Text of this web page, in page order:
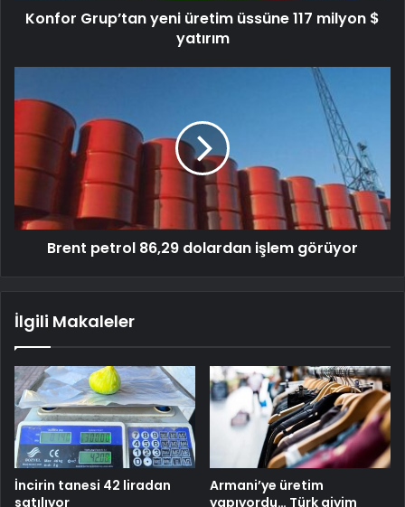
Konfor Grup’tan yeni üretim üssüne 117 milyon $
yatırım
Brent petrol 86,29 dolardan işlem görüyor
İlgili Makaleler
İncirin tanesi 42 liradan
satılıyor
Armani’ye üretim
yapıyordu… Türk giyim